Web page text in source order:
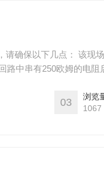
请确保以下几点： 该现
路中串有250欧姆的电阻
机
03
浏览
1067